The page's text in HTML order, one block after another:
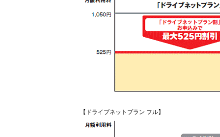
【ドライブネットプラン フル】